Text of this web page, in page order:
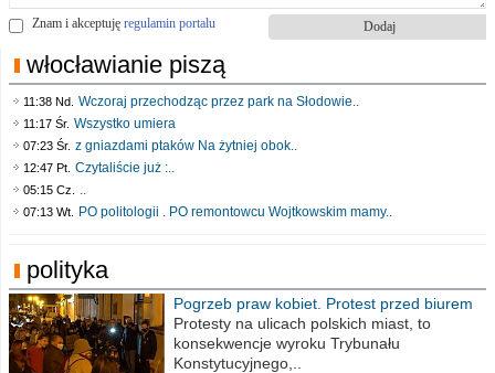
Znam i akceptuję regulamin portalu
włocławianie piszą
11:38 Nd. Wczoraj przechodząc przez park na Słodowie..
11:17 Śr. Wszystko umiera
07:23 Śr. z gniazdami ptaków Na żytniej obok..
12:47 Pt. Czytaliście już :..
05:15 Cz. ..
07:13 Wt. PO politologii . PO remontowcu Wojtkowskim mamy..
polityka
Pogrzeb praw kobiet. Protest przed biurem
poselskim PiS
Protesty na ulicach polskich miast, to
konsekwencje wyroku Trybunału
Konstytucyjnego,..